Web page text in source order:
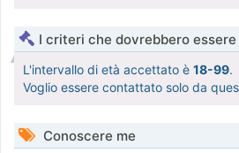
I criteri che dovrebbero
L'intervallo di età accettato è 18-99.
Voglio essere contattato solo da
Conoscere me